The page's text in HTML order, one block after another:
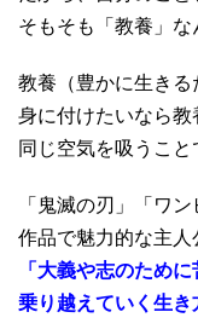
そもそも「教養」な
教養（豊かに生きる
身に付けたいなら教
同じ空気を吸うこと
「鬼滅の刃」「ワ
作品で魅力的な主
「大義や志のため
乗り越えていく生き